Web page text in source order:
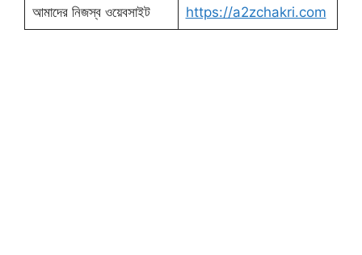
আমাদের নিজস্ব ওয়েবসাইট https://a2zchakri.com